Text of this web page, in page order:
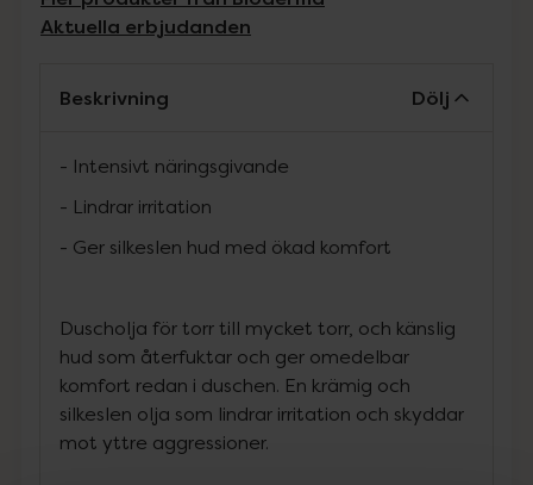
Aktuella erbjudanden
Beskrivning Dölj
- Intensivt näringsgivande
- Lindrar irritation
- Ger silkeslen hud med ökad komfort
Duscholja för torr till mycket torr, och känslig
hud som återfuktar och ger omedelbar
komfort redan i duschen. En krämig och
silkeslen olja som lindrar irritation och skyddar
mot yttre aggressioner.